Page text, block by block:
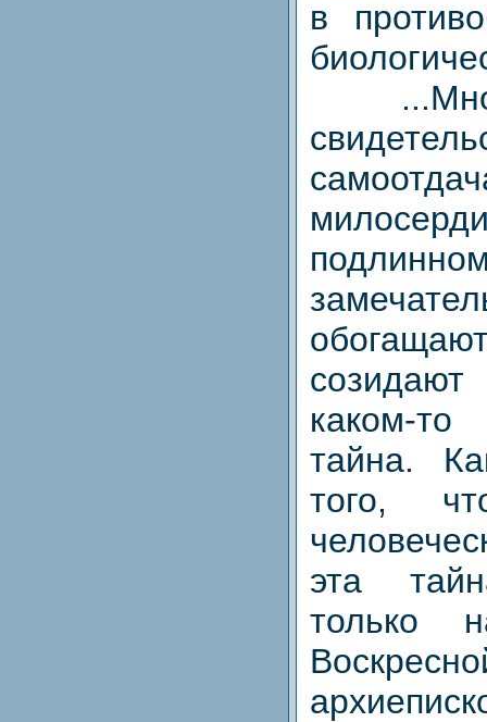
в
каком-
тайна.
того,
эта
только